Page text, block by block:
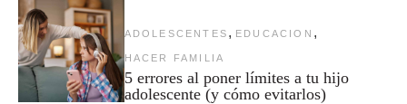
ADOLESCENTES , EDUCACION ,
HACER FAMILIA
5 errores al poner límites a tu hijo
adolescente (y cómo evitarlos)